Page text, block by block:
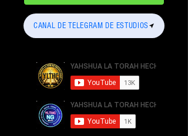
CANAL DE TELEGRAM DE ESTUDIOS